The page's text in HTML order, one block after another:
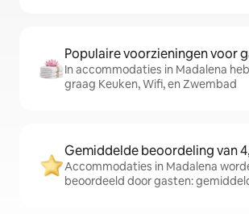
Populaire voorzieningen voor
In accommodaties in Madalena
graag Keuken, Wifi, en Zwembad
Gemiddelde beoordeling van
Accommodaties in Madalena
beoordeeld door gasten: